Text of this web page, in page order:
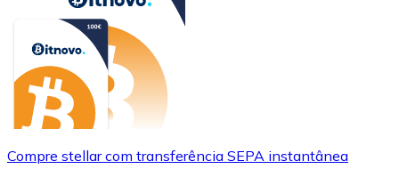
Compre stellar com transferência SEPA instantânea